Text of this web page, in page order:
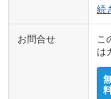
続
お問合せ
こ
は